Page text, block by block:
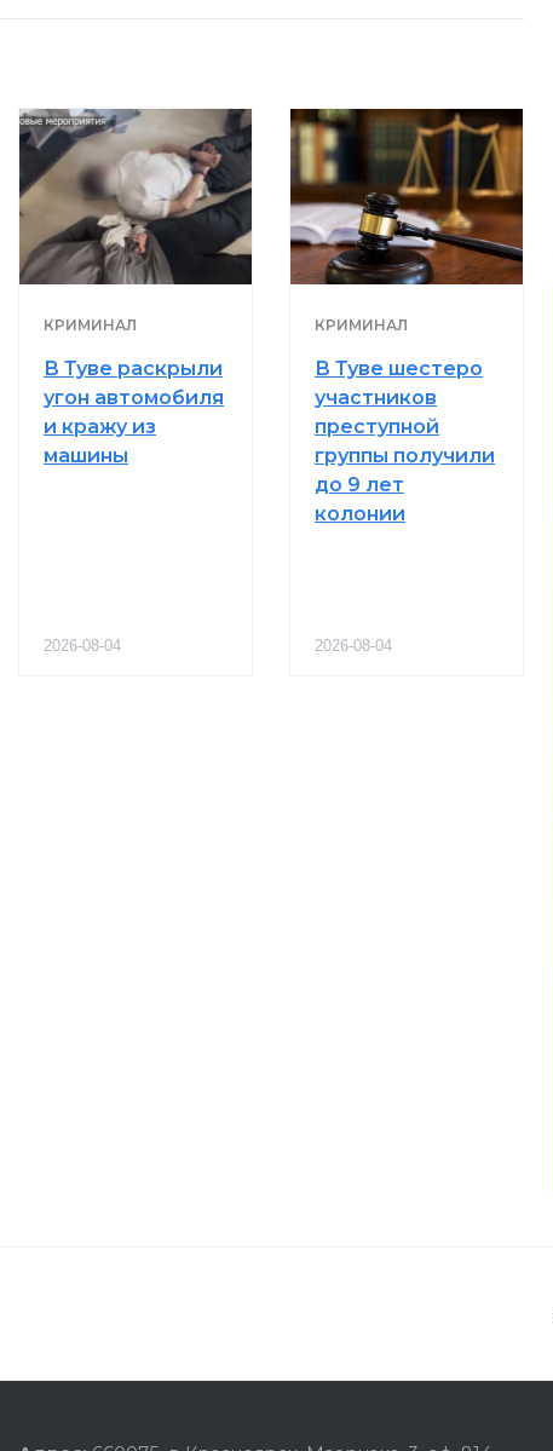
КРИМИНАЛ
В Туве раскрыли
угон автомобиля
и кражу из
машины
2026-08-04
КРИМИНАЛ
В Туве шестеро
участников
преступной
группы получили
до 9 лет
колонии
2026-08-04